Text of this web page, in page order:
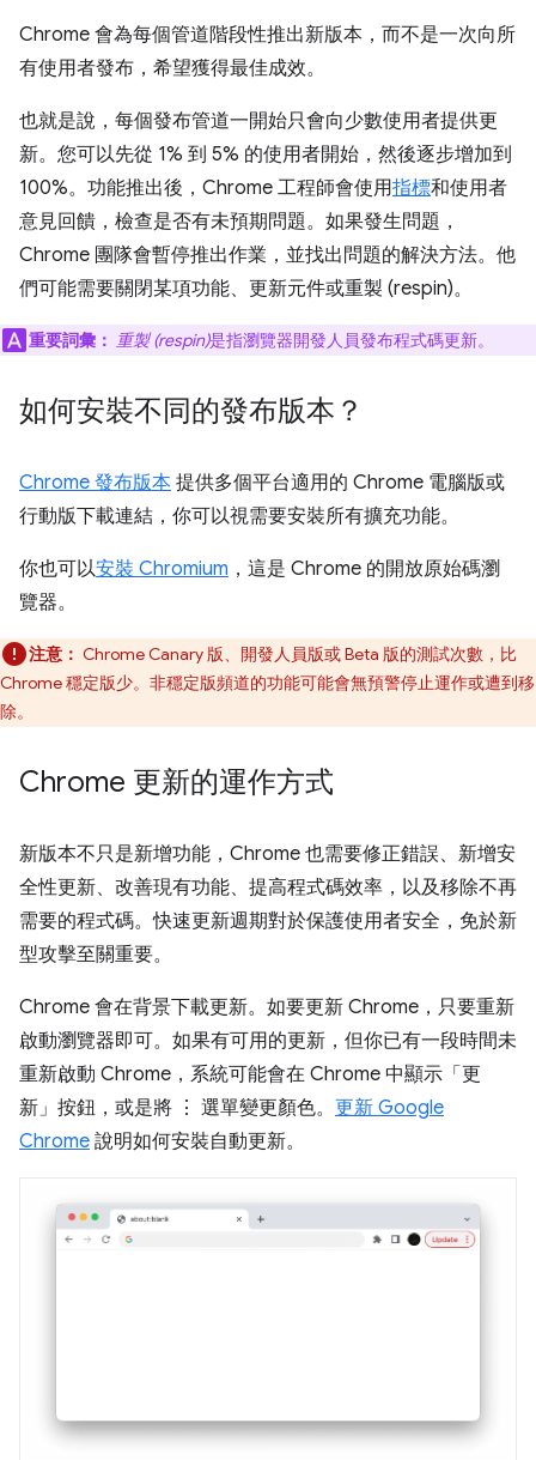
Chrome 會為每個管道階段性推出新版本，而不是一次向所
有使用者發布，希望獲得最佳成效。
也就是說，每個發布管道一開始只會向少數使用者提供更
新。您可以先從 1% 到 5% 的使用者開始，然後逐步增加到
100%。功能推出後，Chrome 工程師會使用指標和使用者
意見回饋，檢查是否有未預期問題。如果發生問題，
Chrome 團隊會暫停推出作業，並找出問題的解決方法。他
們可能需要關閉某項功能、更新元件或重製 (respin)。
重要詞彙： 重製 (respin)是指瀏覽器開發人員發布程式碼更新。
如何安裝不同的發布版本？
Chrome 發布版本 提供多個平台適用的 Chrome 電腦版或
行動版下載連結，你可以視需要安裝所有擴充功能。
你也可以安裝 Chromium ，這是 Chrome 的開放原始碼瀏
覽器。
注意： Chrome Canary 版、開發人員版或 Beta 版的測試次數，比
Chrome 穩定版少。非穩定版頻道的功能可能會無預警停止運作或遭到移
除。
Chrome 更新的運作方式
新版本不只是新增功能，Chrome 也需要修正錯誤、新增安
全性更新、改善現有功能、提高程式碼效率，以及移除不再
需要的程式碼。快速更新週期對於保護使用者安全，免於新
型攻擊至關重要。
Chrome 會在背景下載更新。如要更新 Chrome，只要重新
啟動瀏覽器即可。如果有可用的更新，但你已有一段時間未
重新啟動 Chrome，系統可能會在 Chrome 中顯示「更
新」按鈕，或是將 ⋮ 選單變更顏色。 更新 Google
Chrome 說明如何安裝自動更新。